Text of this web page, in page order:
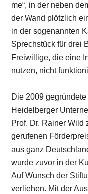
me“, in der neben
der Wand plötzlich
in der sogenannten
Sprechstück für drei
Freiwillige, die eine
nutzen, nicht
Die 2009
Heidelberger
Prof. Dr. Rainer Wild
gerufenen
aus ganz
wurde zuvor in der
Auf Wunsch der
verliehen. Mit der